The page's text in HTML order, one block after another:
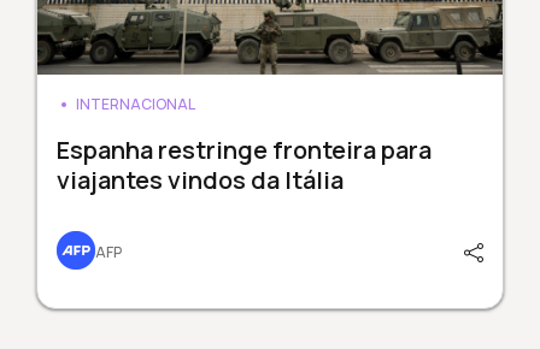
INTERNACIONAL
Espanha restringe fronteira para
viajantes vindos da Itália
AFP